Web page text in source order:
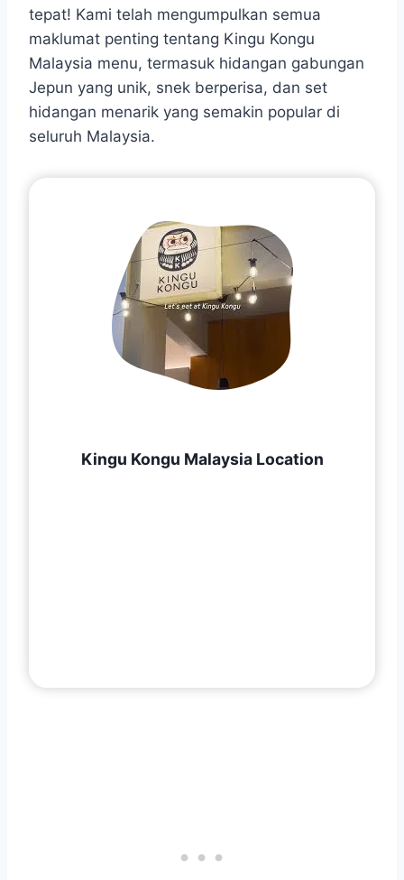
tepat! Kami telah mengumpulkan semua
maklumat penting tentang Kingu Kongu
Malaysia menu, termasuk hidangan gabungan
Jepun yang unik, snek berperisa, dan set
hidangan menarik yang semakin popular di
seluruh Malaysia.
Kingu Kongu Malaysia Location